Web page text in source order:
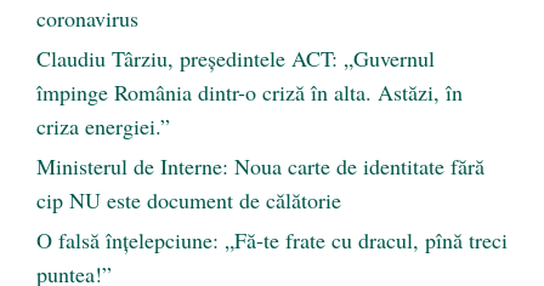
coronavirus
Claudiu Târziu, președintele ACT: „Guvernul
împinge România dintr-o criză în alta. Astăzi, în
criza energiei.”
Ministerul de Interne: Noua carte de identitate fără
cip NU este document de călătorie
O falsă înțelepciune: „Fă-te frate cu dracul, pînă treci
puntea!”